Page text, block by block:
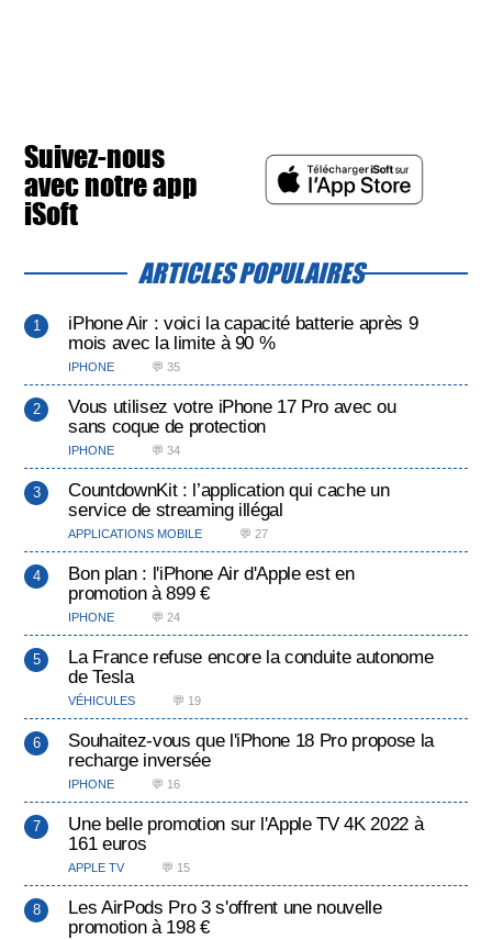
Suivez-nous
avec notre app
iSoft
ARTICLES POPULAIRES
iPhone Air : voici la capacité batterie après 9
mois avec la limite à 90 %
IPHONE 💬 35
Vous utilisez votre iPhone 17 Pro avec ou
sans coque de protection
IPHONE 💬 34
CountdownKit : l’application qui cache un
service de streaming illégal
APPLICATIONS MOBILE 💬 27
Bon plan : l'iPhone Air d'Apple est en
promotion à 899 €
IPHONE 💬 24
La France refuse encore la conduite autonome
de Tesla
VÉHICULES 💬 19
Souhaitez-vous que l'iPhone 18 Pro propose la
recharge inversée
IPHONE 💬 16
Une belle promotion sur l'Apple TV 4K 2022 à
161 euros
APPLE TV 💬 15
Les AirPods Pro 3 s'offrent une nouvelle
promotion à 198 €